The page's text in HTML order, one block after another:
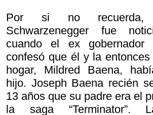
Por si no
Schwarzenegger fue
cuando el ex gobernador
confesó que él y la
hogar, Mildred Baena,
hijo. Joseph Baena recién
13 años que su padre era el
la saga “Terminator”.